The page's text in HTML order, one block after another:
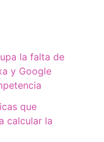
la falta de
y Google
que
calcular la